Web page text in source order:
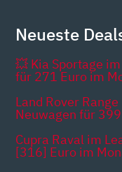
Neueste
💥 Kia Sportage
für 271 Euro im
Land Rover
Neuwagen für
Cupra Raval im
[316] Euro im